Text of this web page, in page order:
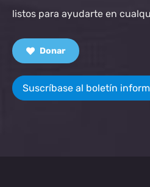
listos para ayudarte en
Donar
Suscríbase al boletín